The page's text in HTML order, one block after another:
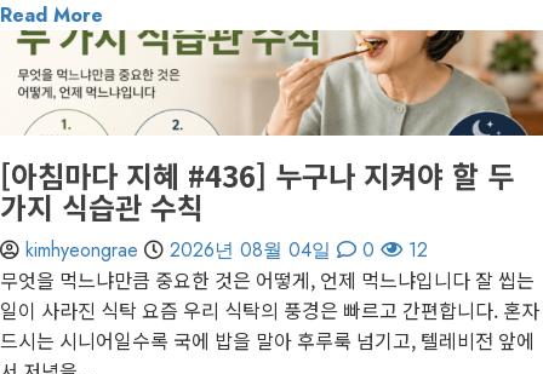
Read More
1 minute read
게재된 글
아침마다 지혜
[아침마다 지혜 #436] 누구나 지켜야 할 두
가지 식습관 수칙
kimhyeongrae 2026년 08월 04일 0 12
무엇을 먹느냐만큼 중요한 것은 어떻게, 언제 먹느냐입니다 잘 씹는
일이 사라진 식탁 요즘 우리 식탁의 풍경은 빠르고 간편합니다. 혼자
드시는 시니어일수록 국에 밥을 말아 후루룩 넘기고, 텔레비전 앞에